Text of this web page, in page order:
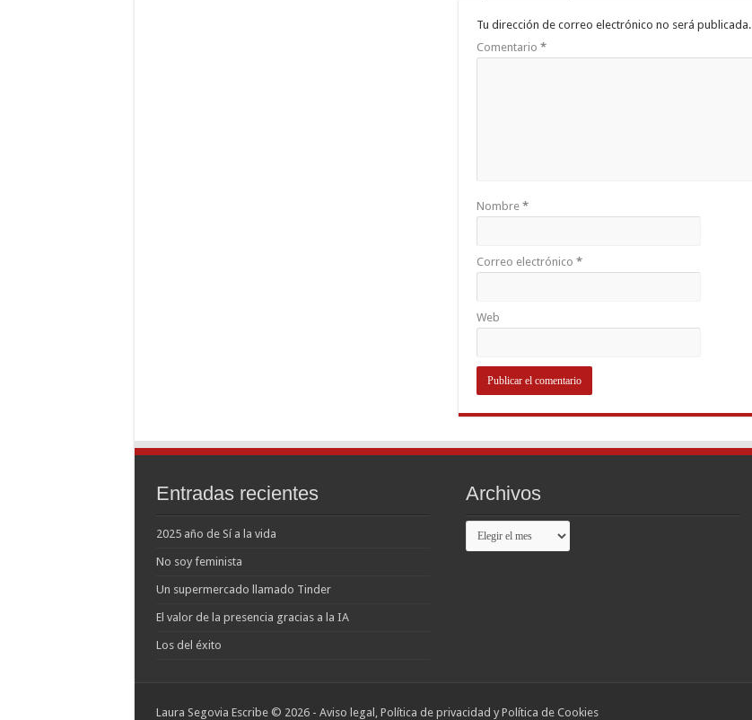
Tu dirección de correo electrónico no será publicada.
Comentario *
Nombre *
Correo electrónico *
Web
Entradas recientes
2025 año de Sí a la vida
No soy feminista
Un supermercado llamado Tinder
El valor de la presencia gracias a la IA
Los del éxito
Archivos
Archivos
Laura Segovia Escribe © 2026 - Aviso legal, Política de privacidad y Política de Cookies